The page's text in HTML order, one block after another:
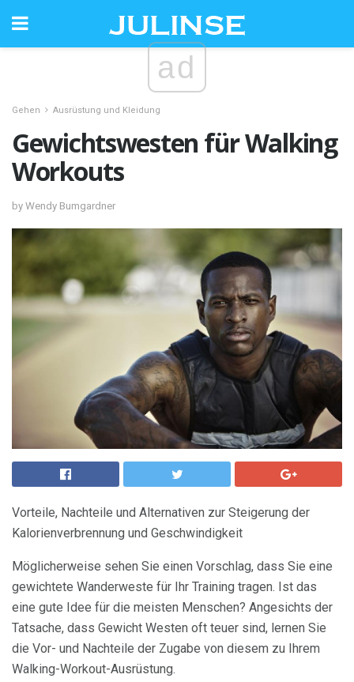
ad
Gehen Ausrüstung und Kleidung
Gewichtswesten für Walking
Workouts
by Wendy Bumgardner
Vorteile, Nachteile und Alternativen zur Steigerung der
Kalorienverbrennung und Geschwindigkeit
Möglicherweise sehen Sie einen Vorschlag, dass Sie eine
gewichtete Wanderweste für Ihr Training tragen. Ist das
eine gute Idee für die meisten Menschen? Angesichts der
Tatsache, dass Gewicht Westen oft teuer sind, lernen Sie
die Vor- und Nachteile der Zugabe von diesem zu Ihrem
Walking-Workout-Ausrüstung.